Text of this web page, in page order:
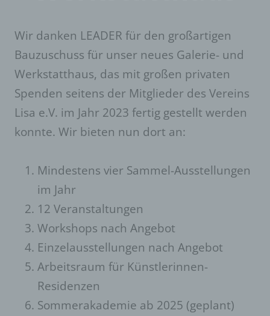
Wir danken LEADER für den großartigen
Bauzuschuss für unser neues Galerie- und
Werkstatthaus, das mit großen privaten
Spenden seitens der Mitglieder des Vereins
Lisa e.V. im Jahr 2023 fertig gestellt werden
konnte. Wir bieten nun dort an:
Mindestens vier Sammel-Ausstellungen
im Jahr
12 Veranstaltungen
Workshops nach Angebot
Einzelausstellungen nach Angebot
Arbeitsraum für Künstlerinnen-
Residenzen
Sommerakademie ab 2025 (geplant)